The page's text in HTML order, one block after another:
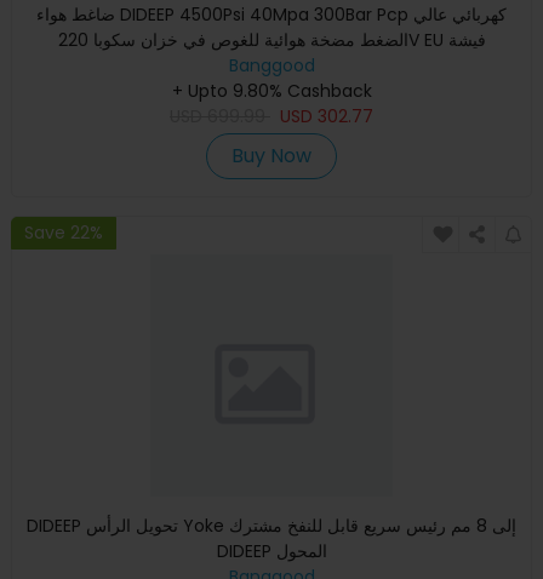
ضاغط هواء DIDEEP 4500Psi 40Mpa 300Bar Pcp كهربائي عالي
الضغط مضخة هوائية للغوص في خزان سكوبا 220V EU فيشة
Banggood
+ Upto 9.80% Cashback
USD 302.77
Buy Now
Save 22%
DIDEEP تحويل الرأس Yoke إلى 8 مم رئيس سريع قابل للنفخ مشترك
DIDEEP المحول